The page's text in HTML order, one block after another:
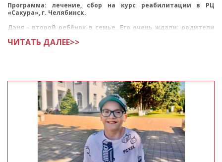
Программа: лечение, сбор на курс реабилитации в РЦ
«Сакура», г. Челябинск.
Даня - второй ребёнок в семье. Его очень ждали: родители
ЧИТАТЬ ДАЛЕЕ>>